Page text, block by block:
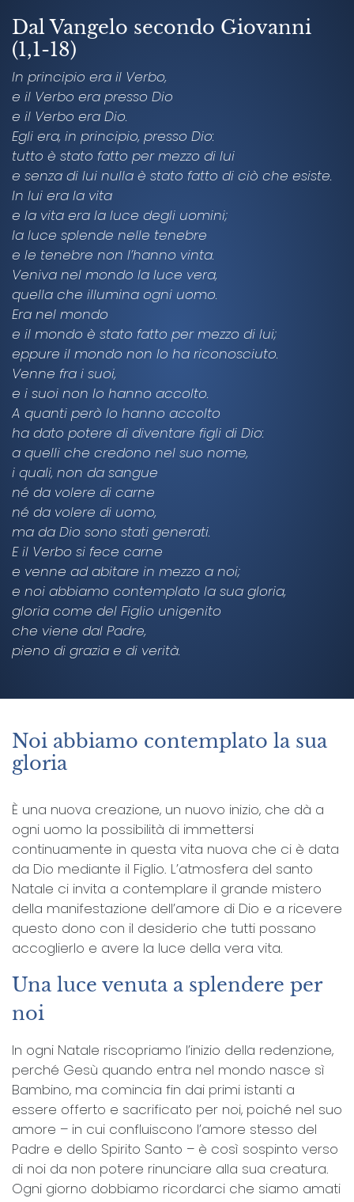
Dal Vangelo secondo Giovanni
(1,1-18)
In principio era il Verbo,
e il Verbo era presso Dio
e il Verbo era Dio.
Egli era, in principio, presso Dio:
tutto è stato fatto per mezzo di lui
e senza di lui nulla è stato fatto di ciò che esiste.
In lui era la vita
e la vita era la luce degli uomini;
la luce splende nelle tenebre
e le tenebre non l’hanno vinta.
Veniva nel mondo la luce vera,
quella che illumina ogni uomo.
Era nel mondo
e il mondo è stato fatto per mezzo di lui;
eppure il mondo non lo ha riconosciuto.
Venne fra i suoi,
e i suoi non lo hanno accolto.
A quanti però lo hanno accolto
ha dato potere di diventare figli di Dio:
a quelli che credono nel suo nome,
i quali, non da sangue
né da volere di carne
né da volere di uomo,
ma da Dio sono stati generati.
E il Verbo si fece carne
e venne ad abitare in mezzo a noi;
e noi abbiamo contemplato la sua gloria,
gloria come del Figlio unigenito
che viene dal Padre,
pieno di grazia e di verità.
Noi abbiamo contemplato la sua
gloria
È una nuova creazione, un nuovo inizio, che dà a
ogni uomo la possibilità di immettersi
continuamente in questa vita nuova che ci è data
da Dio mediante il Figlio. L’atmosfera del santo
Natale ci invita a contemplare il grande mistero
della manifestazione dell’amore di Dio e a ricevere
questo dono con il desiderio che tutti possano
accoglierlo e avere la luce della vera vita.
Una luce venuta a splendere per
noi
In ogni Natale riscopriamo l’inizio della redenzione,
perché Gesù quando entra nel mondo nasce sì
Bambino, ma comincia fin dai primi istanti a
essere offerto e sacrificato per noi, poiché nel suo
amore – in cui confluiscono l’amore stesso del
Padre e dello Spirito Santo – è così sospinto verso
di noi da non potere rinunciare alla sua creatura.
Ogni giorno dobbiamo ricordarci che siamo amati